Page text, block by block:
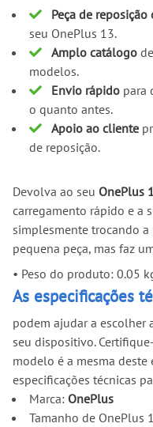
Peça de
seu OnePlus 13.
Amplo catálogo
modelos.
Envio rápidopara
o quanto antes.
Apoio ao cliente
de reposição.
Devolva ao seu OnePlus
carregamento rápido e a
simplesmente trocando a
pequena peça, mas faz
• Peso do produto: 0.05
As especificações
podem ajudar a escolher
seu dispositivo.
modelo é a mesma
especificações técnicas
Marca: OnePlus
Tamanho de OnePlus